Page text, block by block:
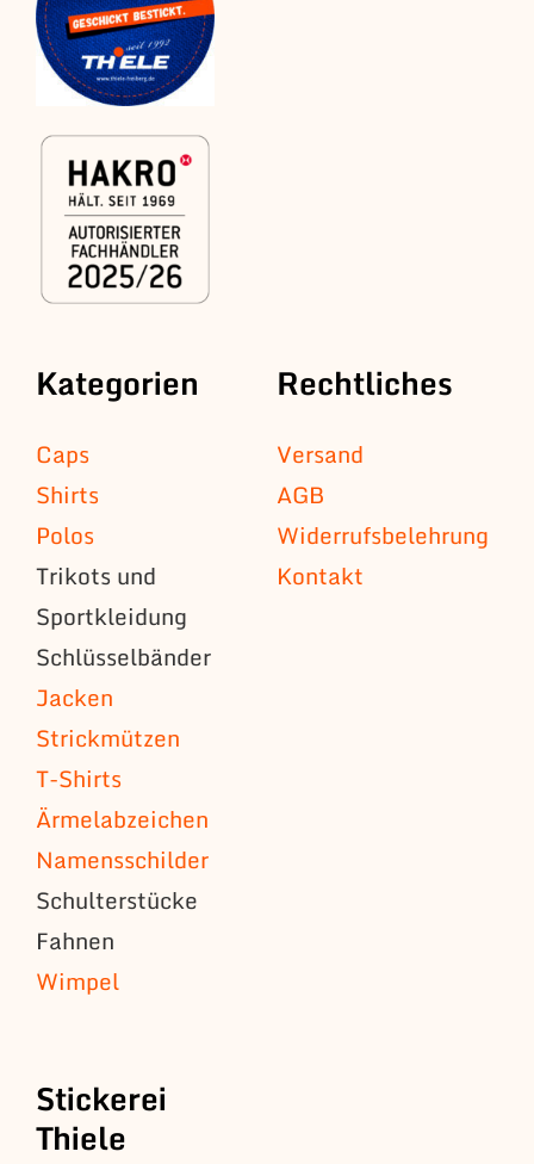
Kategorien
Caps
Shirts
Polos
Trikots und
Sportkleidung
Schlüsselbänder
Jacken
Strickmützen
T-Shirts
Ärmelabzeichen
Namensschilder
Schulterstücke
Fahnen
Wimpel
Rechtliches
Versand
AGB
Widerrufsbelehrung
Kontakt
Stickerei
Thiele